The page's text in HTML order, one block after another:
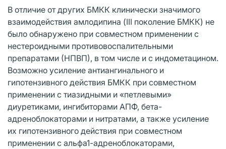
В отличие от других БМКК клинически значимого
взаимодействия амлодипина (III поколение БМКК) не
было обнаружено при совместном применении с
нестероидными противовоспалительными
препаратами (НПВП), в том числе и с индометацином.
Возможно усиление антиангинального и
гипотензивного действия БМКК при совместном
применении с тиазидными и «петлевыми»
диуретиками, ингибиторами АПФ, бета-
адреноблокаторами и нитратами, а также усиление
их гипотензивного действия при совместном
применении с альфа1-адреноблокаторами,